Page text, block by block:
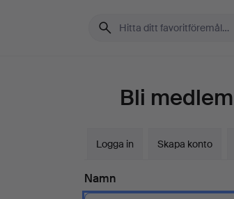
Bli
Logga in Skapa konto
Namn